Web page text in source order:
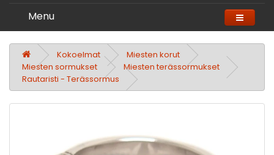
Menu
Kokoelmat
Miesten korut
Miesten sormukset
Miesten terässormukset
Rautaristi - Terässormus